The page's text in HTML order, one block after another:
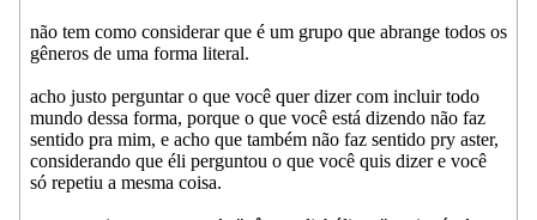
não tem como considerar que é um grupo que abrange todos os
gêneros de uma forma literal.
acho justo perguntar o que você quer dizer com incluir todo
mundo dessa forma, porque o que você está dizendo não faz
sentido pra mim, e acho que também não faz sentido pry aster,
considerando que éli perguntou o que você quis dizer e você
só repetiu a mesma coisa.